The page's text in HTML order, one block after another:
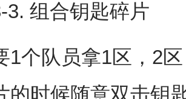
组合钥匙碎片
队员拿1区，2区
的时候随意双击钥